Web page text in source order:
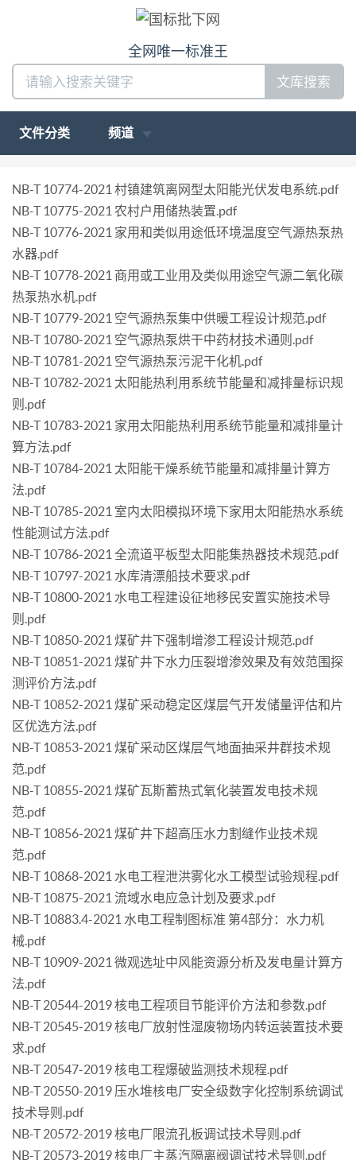
全网唯一标准王
文库搜索
文件分类 频道
NB-T 10774-2021 村镇建筑离网型太阳能光伏发电系统.pdf
NB-T 10775-2021 农村户用储热装置.pdf
NB-T 10776-2021 家用和类似用途低环境温度空气源热泵热
水器.pdf
NB-T 10778-2021 商用或工业用及类似用途空气源二氧化碳
热泵热水机.pdf
NB-T 10779-2021 空气源热泵集中供暖工程设计规范.pdf
NB-T 10780-2021 空气源热泵烘干中药材技术通则.pdf
NB-T 10781-2021 空气源热泵污泥干化机.pdf
NB-T 10782-2021 太阳能热利用系统节能量和减排量标识规
则.pdf
NB-T 10783-2021 家用太阳能热利用系统节能量和减排量计
算方法.pdf
NB-T 10784-2021 太阳能干燥系统节能量和减排量计算方
法.pdf
NB-T 10785-2021 室内太阳模拟环境下家用太阳能热水系统
性能测试方法.pdf
NB-T 10786-2021 全流道平板型太阳能集热器技术规范.pdf
NB-T 10797-2021 水库清漂船技术要求.pdf
NB-T 10800-2021 水电工程建设征地移民安置实施技术导
则.pdf
NB-T 10850-2021 煤矿井下强制增渗工程设计规范.pdf
NB-T 10851-2021 煤矿井下水力压裂增渗效果及有效范围探
测评价方法.pdf
NB-T 10852-2021 煤矿采动稳定区煤层气开发储量评估和片
区优选方法.pdf
NB-T 10853-2021 煤矿采动区煤层气地面抽采井群技术规
范.pdf
NB-T 10855-2021 煤矿瓦斯蓄热式氧化装置发电技术规
范.pdf
NB-T 10856-2021 煤矿井下超高压水力割缝作业技术规
范.pdf
NB-T 10868-2021 水电工程泄洪雾化水工模型试验规程.pdf
NB-T 10875-2021 流域水电应急计划及要求.pdf
NB-T 10883.4-2021 水电工程制图标准 第4部分：水力机
械.pdf
NB-T 10909-2021 微观选址中风能资源分析及发电量计算方
法.pdf
NB-T 20544-2019 核电工程项目节能评价方法和参数.pdf
NB-T 20545-2019 核电厂放射性湿废物场内转运装置技术要
求.pdf
NB-T 20547-2019 核电工程爆破监测技术规程.pdf
NB-T 20550-2019 压水堆核电厂安全级数字化控制系统调试
技术导则.pdf
NB-T 20572-2019 核电厂限流孔板调试技术导则.pdf
NB-T 20573-2019 核电厂主蒸汽隔离阀调试技术导则.pdf